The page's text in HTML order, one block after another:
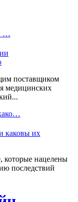
…
поставщиком
медицинских
которые нацелены
последствий